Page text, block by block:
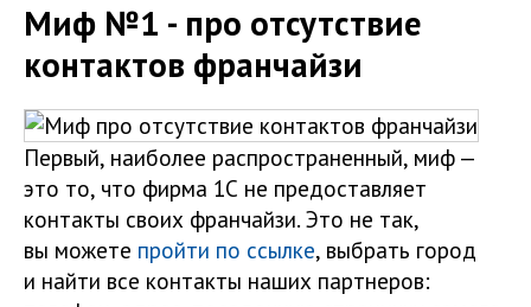
Миф №1 - про отсутствие
контактов франчайзи
Первый, наиболее распространенный, миф —
это то, что фирма 1С не предоставляет
контакты своих франчайзи. Это не так,
вы можете пройти по ссылке, выбрать город
и найти все контакты наших партнеров: